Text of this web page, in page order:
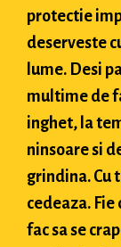
protectie
deserveste
lume. Desi
multime de
inghet, la
ninsoare si
grindina. Cu
cedeaza.
fac sa se